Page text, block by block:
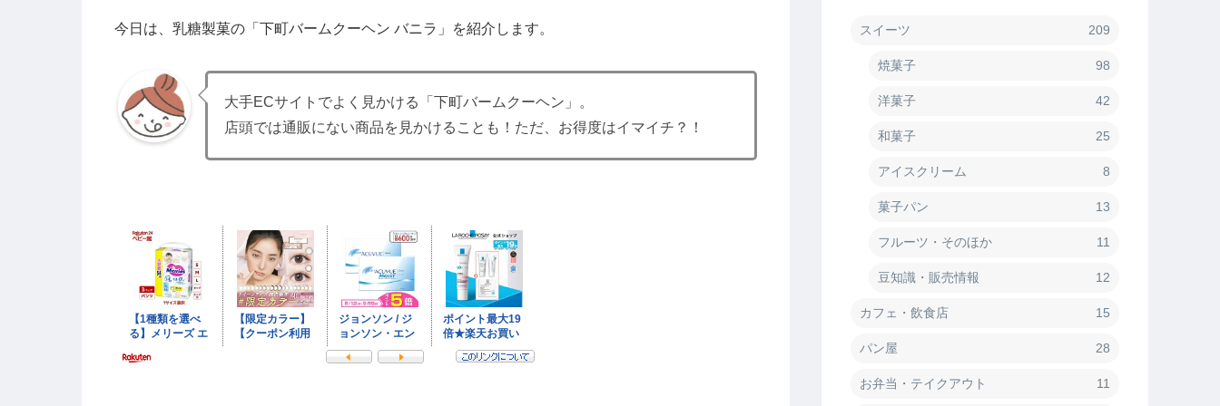
今日は、乳糖製菓の「下町バームクーヘン バニラ」を紹介します。
大手ECサイトでよく見かける「下町バームクーヘン」。
店頭では通販にない商品を見かけることも！ただ、お得度はイマイチ？！
スイーツ 209
焼菓子 98
洋菓子 42
和菓子 25
アイスクリーム 8
菓子パン 13
フルーツ・そのほか 11
豆知識・販売情報 12
カフェ・飲食店 15
パン屋 28
お弁当・テイクアウト 11